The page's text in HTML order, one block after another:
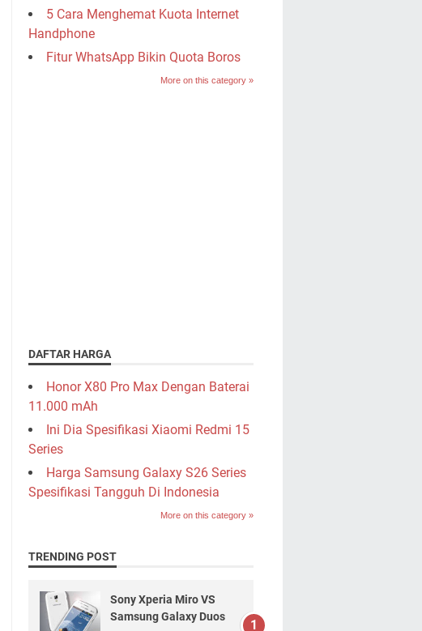
5 Cara Menghemat Kuota Internet
Handphone
Fitur WhatsApp Bikin Quota Boros
More on this category »
DAFTAR HARGA
Honor X80 Pro Max Dengan Baterai
11.000 mAh
Ini Dia Spesifikasi Xiaomi Redmi 15
Series
Harga Samsung Galaxy S26 Series
Spesifikasi Tangguh Di Indonesia
More on this category »
TRENDING POST
Sony Xperia Miro VS
Samsung Galaxy Duos